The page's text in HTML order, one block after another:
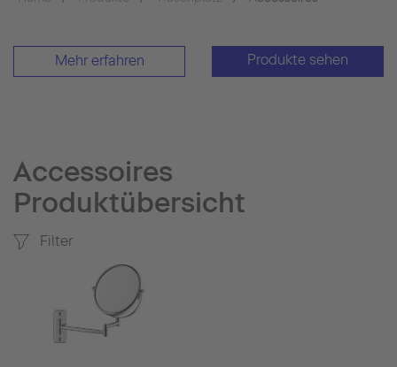
Mehr erfahren Produkte sehen
Accessoires
Produktübersicht
Filter